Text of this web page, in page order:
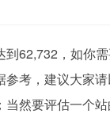
到62,732，如你
参考，建议大家
当然要评估一个